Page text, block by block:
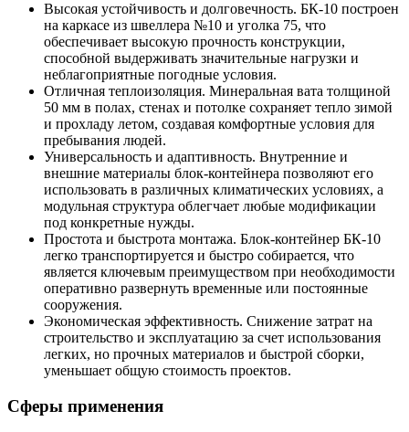
Высокая устойчивость и долговечность. БК-10 построен
на каркасе из швеллера №10 и уголка 75, что
обеспечивает высокую прочность конструкции,
способной выдерживать значительные нагрузки и
неблагоприятные погодные условия.
Отличная теплоизоляция. Минеральная вата толщиной
50 мм в полах, стенах и потолке сохраняет тепло зимой
и прохладу летом, создавая комфортные условия для
пребывания людей.
Универсальность и адаптивность. Внутренние и
внешние материалы блок-контейнера позволяют его
использовать в различных климатических условиях, а
модульная структура облегчает любые модификации
под конкретные нужды.
Простота и быстрота монтажа. Блок-контейнер БК-10
легко транспортируется и быстро собирается, что
является ключевым преимуществом при необходимости
оперативно развернуть временные или постоянные
сооружения.
Экономическая эффективность. Снижение затрат на
строительство и эксплуатацию за счет использования
легких, но прочных материалов и быстрой сборки,
уменьшает общую стоимость проектов.
Сферы применения